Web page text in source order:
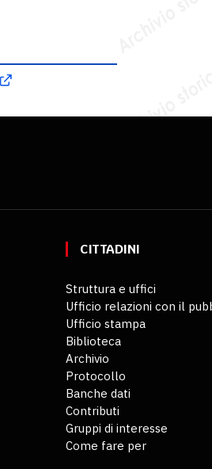
CITTADINI
Struttura e uffici
Ufficio relazioni con il
Ufficio stampa
Biblioteca
Archivio
Protocollo
Banche dati
Contributi
Gruppi di interesse
Come fare per